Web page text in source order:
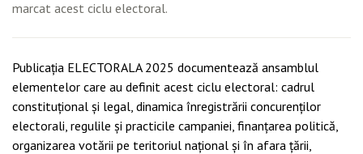
marcat acest ciclu electoral.
Publicația ELECTORALA 2025 documentează ansamblul
elementelor care au definit acest ciclu electoral: cadrul
constituțional și legal, dinamica înregistrării concurenților
electorali, regulile și practicile campaniei, finanțarea politică,
organizarea votării pe teritoriul național și în afara țării,